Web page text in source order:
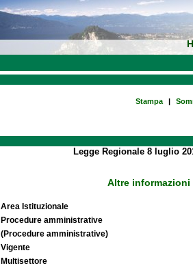
Stampa |
Legge Regionale 8 luglio
Altre informazioni
Area Istituzionale
Procedure amministrative
(Procedure amministrative)
Vigente
Multisettore